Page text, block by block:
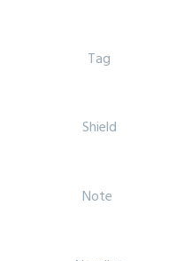
Tag
Shield
Note